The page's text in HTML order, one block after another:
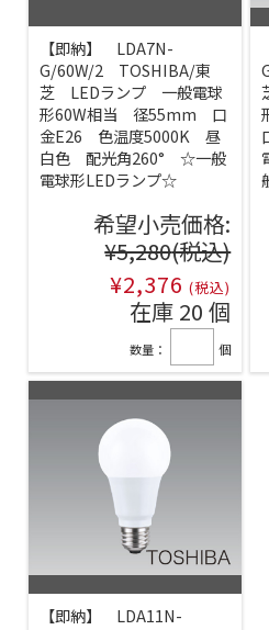
【即納】 LDA7N-
G/60W/2 TOSHIBA/東
芝 LEDランプ 一般電球
形60W相当 径55mm 口
金E26 色温度5000K 昼
白色 配光角260° ☆一般
電球形LEDランプ☆
希望小売価格:
¥5,280(税込)
¥2,376 (税込)
在庫 20 個
数量： 個
【即納】 LDA11N-